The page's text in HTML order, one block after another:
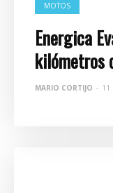
MOTOS
Energica
kilómetros
MARIO CORTIJO - 11